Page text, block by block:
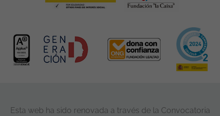
Esta web ha sido renovada a través de la Convocatoria